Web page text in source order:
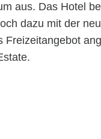
aus. Das Hotel
dazu mit der